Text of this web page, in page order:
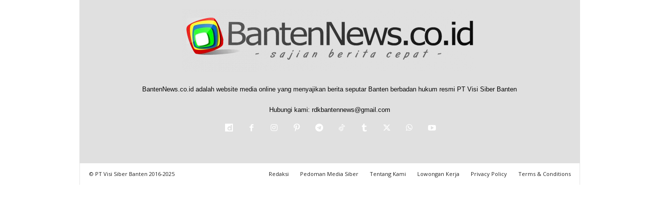
BantenNews.co.id adalah website media online yang menyajikan berita seputar Banten berbadan hukum resmi PT Visi Siber Banten
Hubungi kami: rdkbantennews@gmail.com
Redaksi Pedoman Media Siber Tentang Kami Lowongan Kerja Privacy Policy Terms & Conditions
© PT Visi Siber Banten 2016-2025